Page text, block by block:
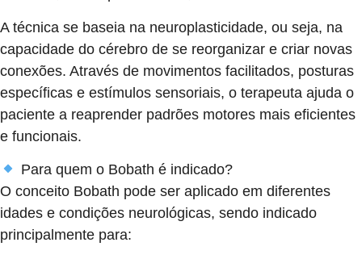
A técnica se baseia na neuroplasticidade, ou seja, na
capacidade do cérebro de se reorganizar e criar novas
conexões. Através de movimentos facilitados, posturas
específicas e estímulos sensoriais, o terapeuta ajuda o
paciente a reaprender padrões motores mais eficientes
e funcionais.
Para quem o Bobath é indicado?
O conceito Bobath pode ser aplicado em diferentes
idades e condições neurológicas, sendo indicado
principalmente para: